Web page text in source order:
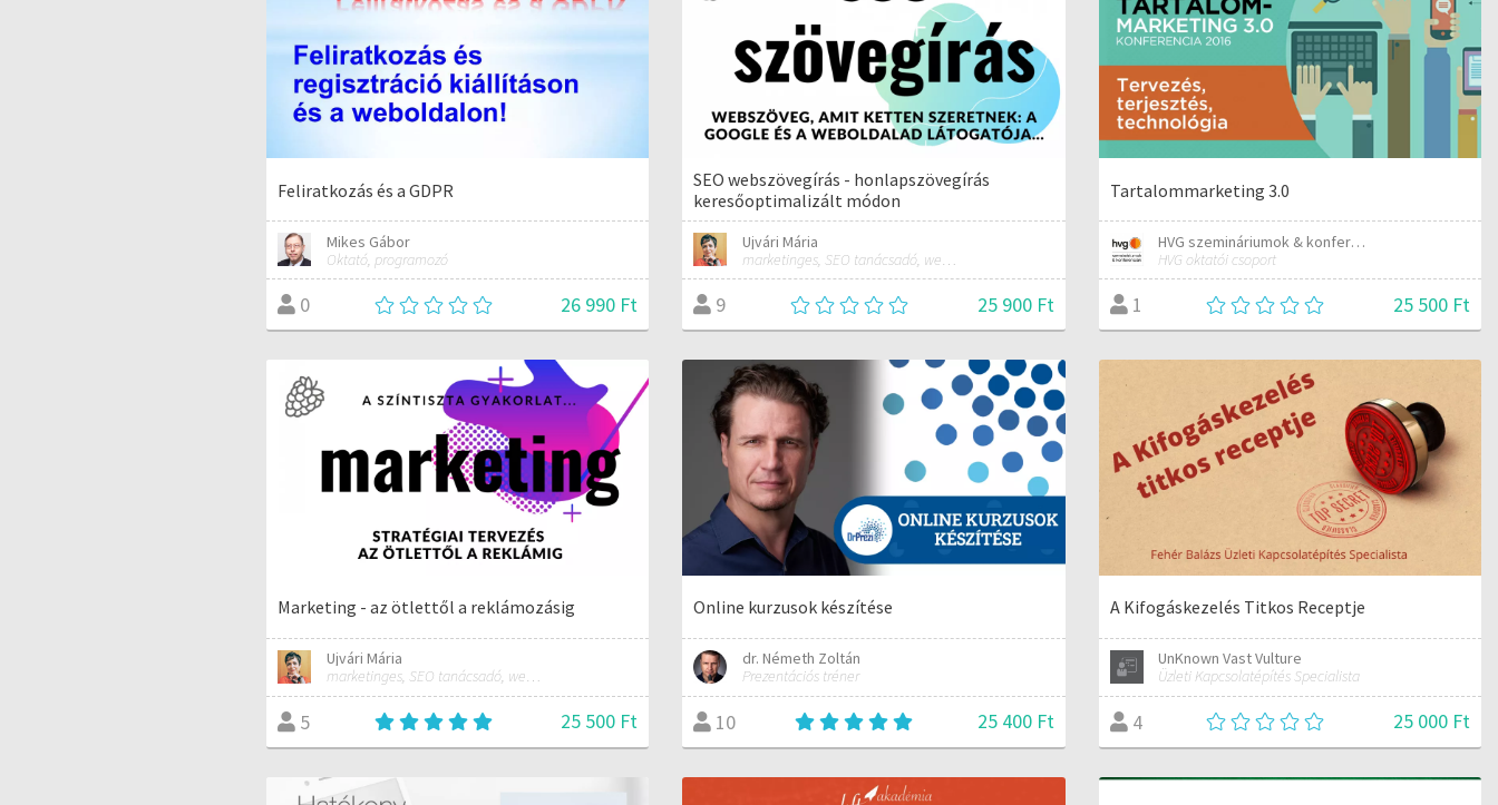
Feliratkozás és a GDPR
Mikes Gábor
Oktató, programozó
0 26 990 Ft
SEO webszövegírás - honlapszövegírás
keresőoptimalizált módon
Ujvári Mária
marketinges, SEO tanácsadó, webdesigner
9 25 900 Ft
Tartalommarketing 3.0
HVG szemináriumok & konferenciák
HVG oktatói csoport
1 25 500 Ft
Marketing - az ötlettől a reklámozásig
Ujvári Mária
marketinges, SEO tanácsadó, webdesigner
5 25 500 Ft
Online kurzusok készítése
dr. Németh Zoltán
Prezentációs tréner
10 25 400 Ft
A Kifogáskezelés Titkos Receptje
UnKnown Vast Vulture
Üzleti Kapcsolatépítés Specialista
4 25 000 Ft